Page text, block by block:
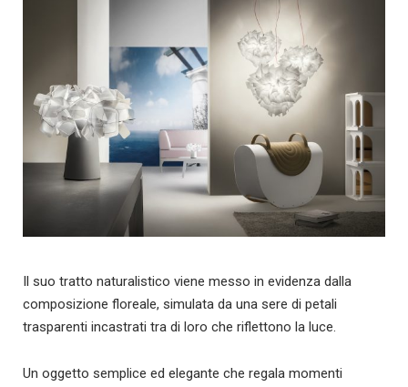
Il suo tratto naturalistico viene messo in evidenza dalla
composizione floreale, simulata da una sere di petali
trasparenti incastrati tra di loro che riflettono la luce.
Un oggetto semplice ed elegante che regala momenti